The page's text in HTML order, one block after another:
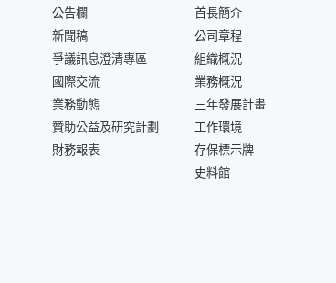
公告欄
新聞稿
爭議訊息澄清專區
國際交流
業務動態
贊助公益及研究計劃
財務報表
首長簡介
公司章程
組織概況
業務概況
三年發展計畫
工作環境
存保標示牌
史料館